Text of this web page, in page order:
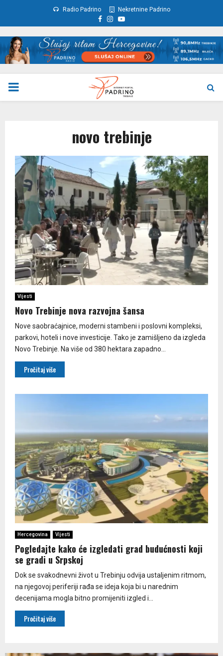
Radio Padrino Nekretnine Padrino
Facebook
Instagram
Youtube
PRIMARY
novo trebinje
Vijesti
Novo Trebinje nova razvojna šansa
Nove saobraćajnice, moderni stambeni i poslovni kompleksi,
parkovi, hoteli i nove investicije. Tako je zamišljeno da izgleda
Novo Trebinje. Na više od 380 hektara zapadno...
Pročitaj više
Hercegovina Vijesti
Pogledajte kako će izgledati grad budućnosti koji
se gradi u Srpskoj
Dok se svakodnevni život u Trebinju odvija ustaljenim ritmom,
na njegovoj periferiji rađa se ideja koja bi u narednim
decenijama mogla bitno promijeniti izgled i...
Pročitaj više